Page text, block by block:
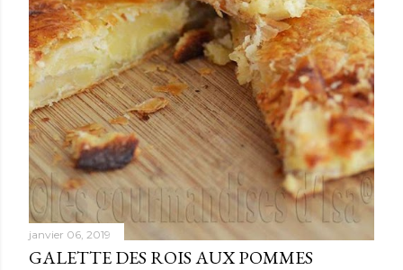
janvier 06, 2019
GALETTE DES ROIS AUX POMMES